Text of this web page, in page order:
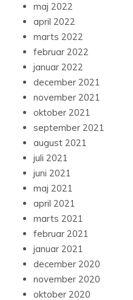
maj 2022
april 2022
marts 2022
februar 2022
januar 2022
december 2021
november 2021
oktober 2021
september 2021
august 2021
juli 2021
juni 2021
maj 2021
april 2021
marts 2021
februar 2021
januar 2021
december 2020
november 2020
oktober 2020